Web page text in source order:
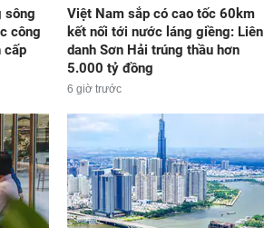
sông
công
cấp
Việt Nam sắp có cao tốc 60km
kết nối tới nước láng giềng: Liên
danh Sơn Hải trúng thầu hơn
5.000 tỷ đồng
6 giờ trước